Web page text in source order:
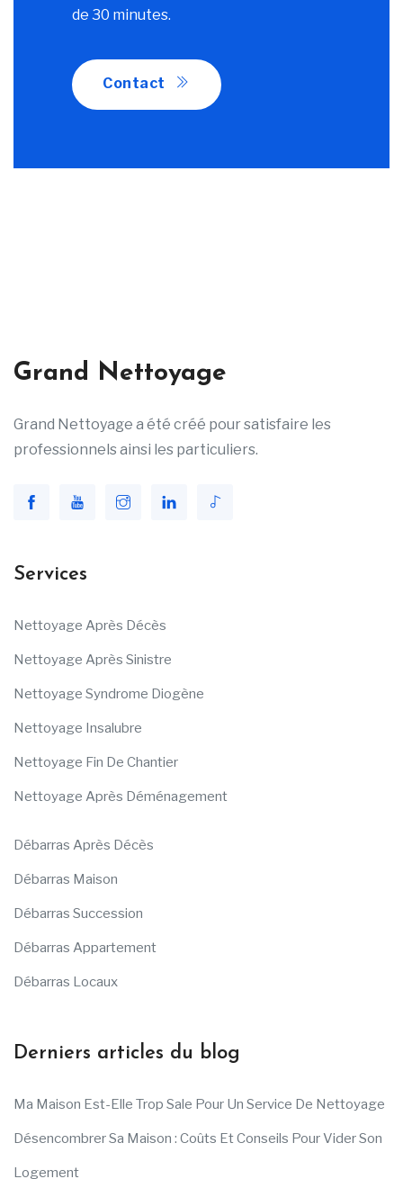
de 30 minutes.
Contact
Grand Nettoyage
Grand Nettoyage a été créé pour satisfaire les
professionnels ainsi les particuliers.
Services
Nettoyage Après Décès
Nettoyage Après Sinistre
Nettoyage Syndrome Diogène
Nettoyage Insalubre
Nettoyage Fin De Chantier
Nettoyage Après Déménagement
Débarras Après Décès
Débarras Maison
Débarras Succession
Débarras Appartement
Débarras Locaux
Derniers articles du blog
Ma Maison Est-Elle Trop Sale Pour Un Service De Nettoyage
Désencombrer Sa Maison : Coûts Et Conseils Pour Vider Son
Logement